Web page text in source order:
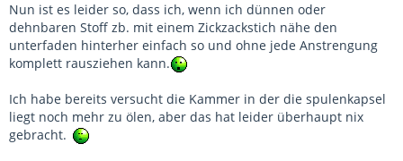
Nun ist es leider so, dass ich, wenn ich dünnen oder
dehnbaren Stoff zb. mit einem Zickzackstich nähe den
unterfaden hinterher einfach so und ohne jede Anstrengung
komplett rausziehen kann.
Ich habe bereits versucht die Kammer in der die spulenkapsel
liegt noch mehr zu ölen, aber das hat leider überhaupt nix
gebracht.